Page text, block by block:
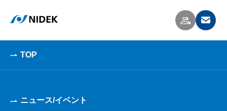
TOP
ニュース/イベント